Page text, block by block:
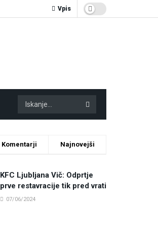
Vpis
Komentarji Najnovejši
KFC Ljubljana Vič: Odprtje
prve restavracije tik pred vrati
07/06/2024